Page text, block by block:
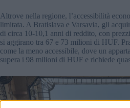
Altrove nella regione, l’accessibilità
limitata. A Bratislava e Varsavia, gli
di circa 10-10,1 anni di reddito, con
si aggirano tra 67 e 73 milioni di HUF.
come la meno accessibile, dove un
supera i 98 milioni di HUF e richiede